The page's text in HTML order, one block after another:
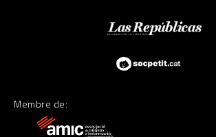
Membre de: